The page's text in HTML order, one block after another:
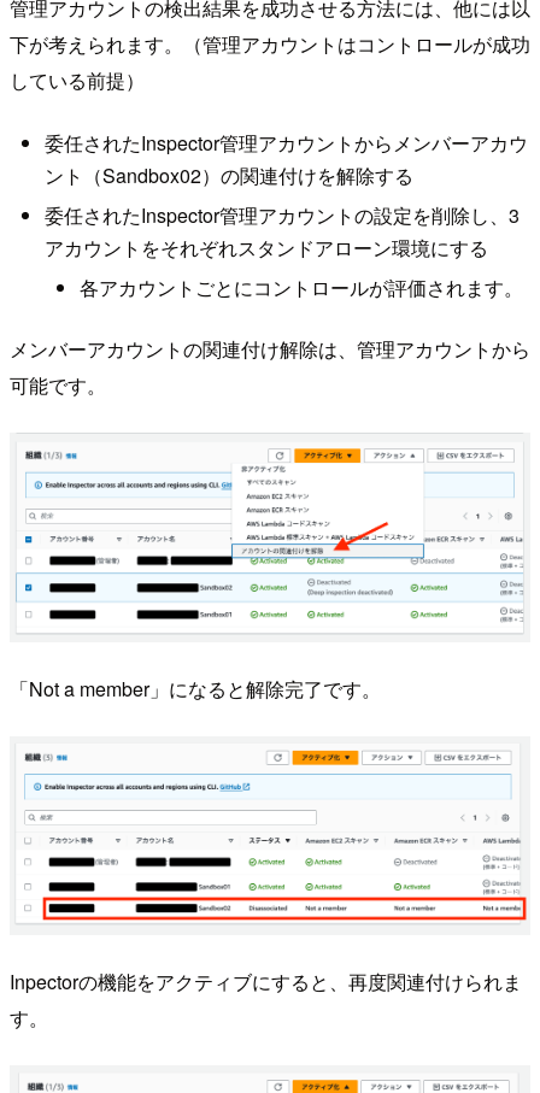
管理アカウントの検出結果を成功させる方法には、他には以
下が考えられます。（管理アカウントはコントロールが成功
している前提）
委任されたInspector管理アカウントからメンバーアカウ
ント（Sandbox02）の関連付けを解除する
委任されたInspector管理アカウントの設定を削除し、3
アカウントをそれぞれスタンドアローン環境にする
各アカウントごとにコントロールが評価されます。
メンバーアカウントの関連付け解除は、管理アカウントから
可能です。
「Not a member」になると解除完了です。
Inpectorの機能をアクティブにすると、再度関連付けられま
す。